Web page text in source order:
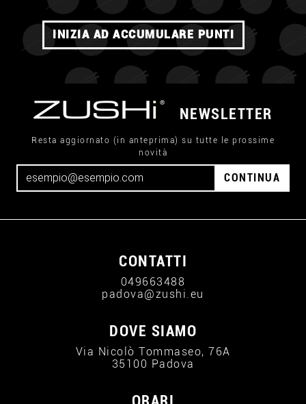
INIZIA AD ACCUMULARE PUNTI
NEWSLETTER
Resta aggiornato (in anteprima) su tutte le prossime
novità
CONTINUA
CONTATTI
049663488
padova@zushi.eu
DOVE SIAMO
Via Nicolò Tommaseo, 76A
35100 Padova